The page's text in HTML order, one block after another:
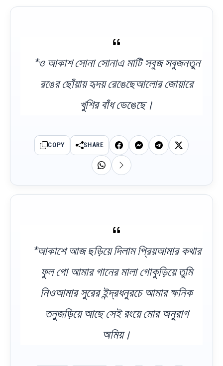
*ও আকাশ সোনা সোনাএ মাটি সবুজ সবুজনতুন
রঙের ছোঁয়ায় হৃদয় রেঙেছেআলোর জোয়ারে
খুশির বাঁধ ভেঙেছে।
COPY SHARE
*আকাশে আজ ছড়িয়ে দিলাম প্রিয়আমার কথার
ফুল গো আমার গানের মালা গোকুড়িয়ে তুমি
নিওআমার সুরের ইন্দ্রধনুরচে আমার ক্ষনিক
তনুজড়িয়ে আছে সেই রংয়ে মোর অনুরাগ
অমিয়।